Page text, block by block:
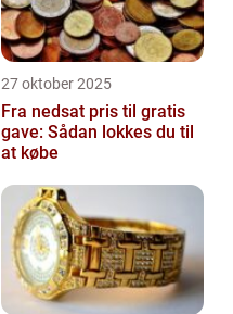
27 oktober 2025
Fra nedsat pris til gratis
gave: Sådan lokkes du til
at købe